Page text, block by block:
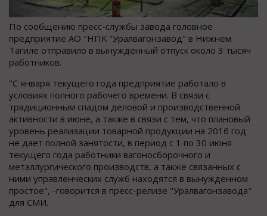
По сообщению пресс-службы завода головное
предприятие АО "НПК "Уралвагонзавод" в Нижнем
Тагиле отправило в вынужденный отпуск около 3 тысяч
работников.
"С января текущего года предприятие работало в
условиях полного рабочего времени. В связи с
традиционным спадом деловой и производственной
активности в июне, а также в связи с тем, что плановый
уровень реализации товарной продукции на 2016 год
не дает полной занятости, в период с 1 по 30 июня
текущего года работники вагоносборочного и
металлургического производств, а также связанных с
ними управленческих служб находятся в вынужденном
простое", -говорится в пресс-релизе "Уралвагонзавода"
для СМИ.